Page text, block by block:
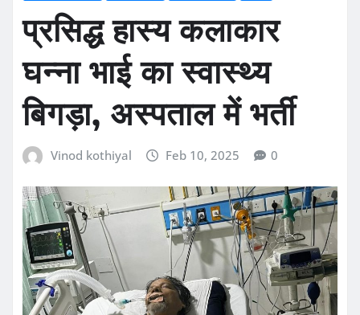
प्रसिद्ध हास्य कलाकार
घन्ना भाई का स्वास्थ्य
बिगड़ा, अस्पताल में भर्ती
Vinod kothiyal Feb 10, 2025 0